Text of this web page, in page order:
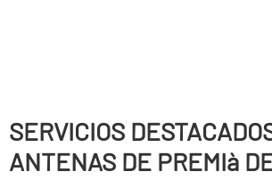
SERVICIOS
ANTENAS DE PREMIà